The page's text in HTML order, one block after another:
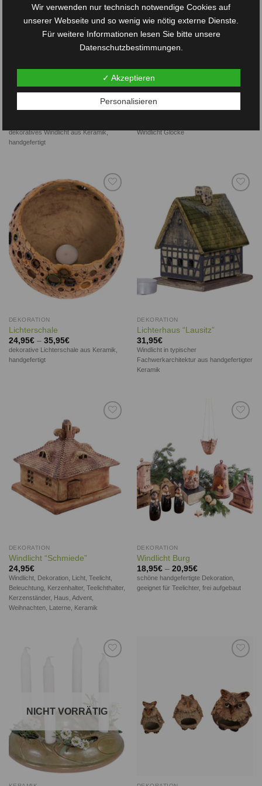
Windlicht “Lichterkugel”
dekoratives Windlicht aus Keramik,
handgefertigt
DEKORATION
Windlicht Glocke
Windlicht Glocke
Auf die
Wunschliste
DEKORATION
Lichterschale
24,95€– 35,95€
dekorative Lichterschale aus Keramik,
handgefertigt
Auf die
Wunschliste
DEKORATION
Lichterhaus “Lausitz”
31,95€
Windlicht in typischer
Fachwerkarchitektur aus handgefertigter
Keramik
DEKORATION
Windlicht “Schmiede”
24,95€
Windlicht, Dekoration, Licht, Teelicht,
Beleuchtung, Kerzenhalter, Teelichthalter,
Kerzenständer, Haus, Advent,
Weihnachten, Laterne, Keramik
DEKORATION
Windlicht Burg
18,95€– 20,95€
schöne handgefertigte Dekoration,
geeignet für Teelichter, frei aufgebaut
NICHT VORRÄTIG
Wir verwenden nur technisch notwendige Cookies auf
unserer Webseite und so wenig wie nötig externe Dienste.
Für weitere Informationen lesen Sie bitte unsere
Datenschutzbestimmungen.
✓ Akzeptieren
Personalisieren